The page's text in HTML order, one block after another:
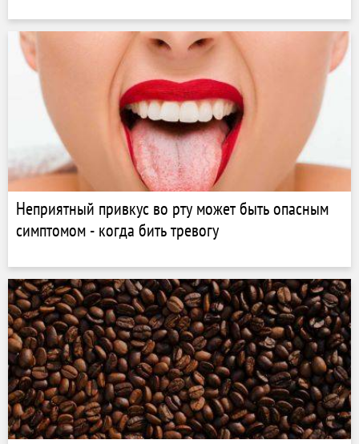
Неприятный привкус во рту может быть опасным
симптомом - когда бить тревогу